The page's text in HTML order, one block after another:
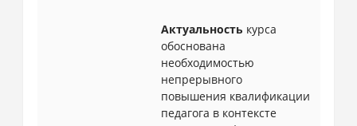
Актуальность курса
обоснована
необходимостью
непрерывного
повышения квалификации
педагога в контексте